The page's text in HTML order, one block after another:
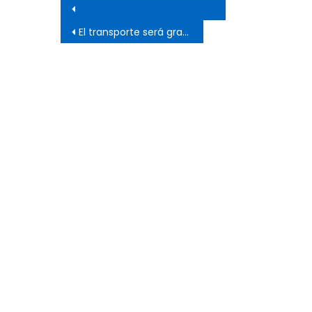
Navegación de entradas
El transporte será gratuito en este domingo electoral